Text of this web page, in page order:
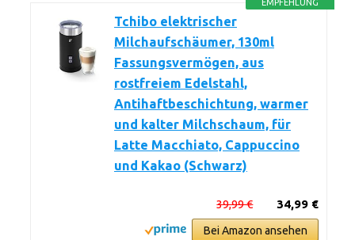
EMPFEHLUNG
Tchibo elektrischer
Milchaufschäumer, 130ml
Fassungsvermögen, aus
rostfreiem Edelstahl,
Antihaftbeschichtung, warmer
und kalter Milchschaum, für
Latte Macchiato, Cappuccino
und Kakao (Schwarz)
34,99 €
39,99 €
Bei Amazon ansehen